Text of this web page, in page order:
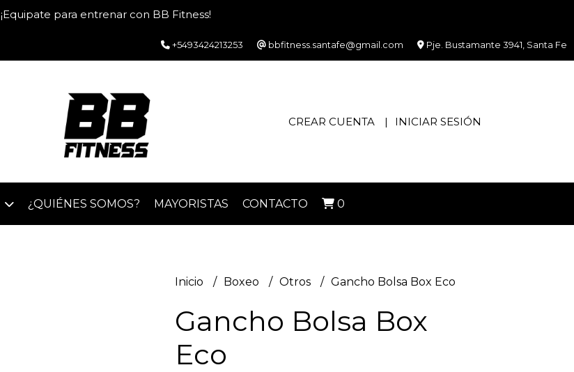
¡Equipate para entrenar con BB Fitness!
+5493424213253 bbfitness.santafe@gmail.com Pje. Bustamante 3941, Santa Fe
CREAR CUENTA INICIAR SESIÓN
¿QUIÉNES SOMOS? MAYORISTAS CONTACTO 0
Inicio Boxeo Otros Gancho Bolsa Box Eco
Gancho Bolsa Box
Eco